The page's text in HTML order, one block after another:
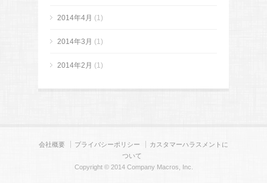
2014年4月 (1)
2014年3月 (1)
2014年2月 (1)
会社概要 プライバシーポリシー
カスタマーハラスメントに
ついて
Copyright © 2014 Company Macros, Inc.